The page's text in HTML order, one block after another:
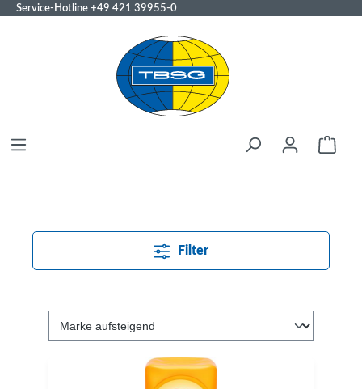
Service-Hotline +49 421 39955-0
Filter